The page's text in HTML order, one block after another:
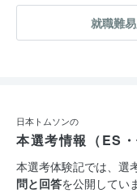
ありますが、
私たちは、日本トム
就職難
日本トムソンの
本選考情報（ES・
本選考体験記では、選
問と回答を公開してい